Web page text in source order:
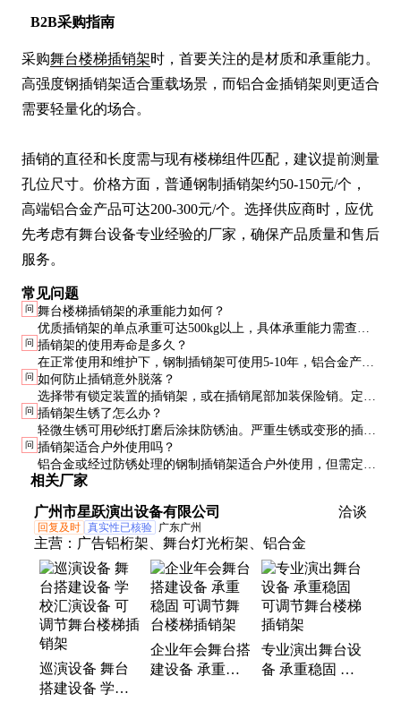
B2B采购指南
采购舞台楼梯插销架时，首要关注的是材质和承重能力。
高强度钢插销架适合重载场景，而铝合金插销架则更适合
需要轻量化的场合。
插销的直径和长度需与现有楼梯组件匹配，建议提前测量
孔位尺寸。价格方面，普通钢制插销架约50-150元/个，
高端铝合金产品可达200-300元/个。选择供应商时，应优
先考虑有舞台设备专业经验的厂家，确保产品质量和售后
服务。
常见问题
问 舞台楼梯插销架的承重能力如何？
优质插销架的单点承重可达500kg以上，具体承重能力需查看
产品规格。使用时应留有余量，避免极限承重。
问 插销架的使用寿命是多久？
在正常使用和维护下，钢制插销架可使用5-10年，铝合金产品
寿命略短，但重量更轻，适合频繁搬运的场景。
问 如何防止插销意外脱落？
选择带有锁定装置的插销架，或在插销尾部加装保险销。定期
检查插销的固定情况也很重要。
问 插销架生锈了怎么办？
轻微生锈可用砂纸打磨后涂抹防锈油。严重生锈或变形的插销
架应及时更换，以确保安全。
问 插销架适合户外使用吗？
铝合金或经过防锈处理的钢制插销架适合户外使用，但需定期
维护，避免长期暴露在潮湿环境中。
相关厂家
广州市星跃演出设备有限公司 洽谈
回复及时 真实性已核验 广东广州
主营： 广告铝桁架、舞台灯光桁架、铝合金
巡演设备 舞台
搭建设备 学校
企业年会舞台搭
建设备 承重稳
专业演出舞台设
备 承重稳固 可